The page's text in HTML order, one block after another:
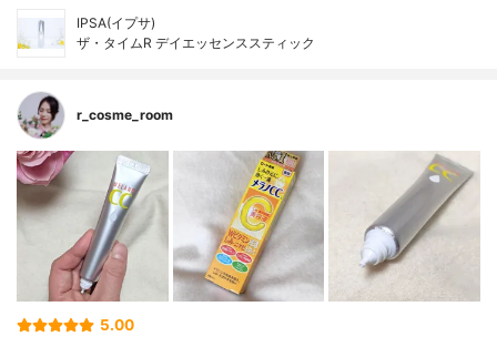
IPSA(イプサ)
ザ・タイムR デイエッセンススティック
r_cosme_room
5.00